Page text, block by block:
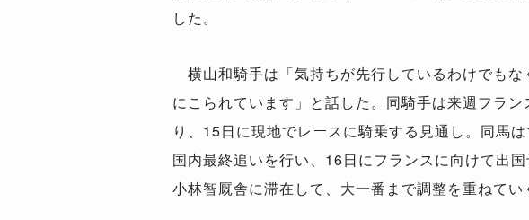
した。
横山和騎手は「気持ちが先行しているわけでもな
にこられています」と話した。同騎手は来週フラン
り、15日に現地でレースに騎乗する見通し。同馬
国内最終追いを行い、16日にフランスに向けて出国
小林智厩舎に滞在して、大一番まで調整を重ねてい